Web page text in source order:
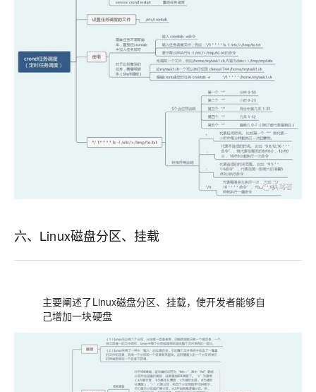
六、Linux磁盘分区、挂载
主要阐述了Linux磁盘分区、挂载，使开发者能够自
己增加一块硬盘